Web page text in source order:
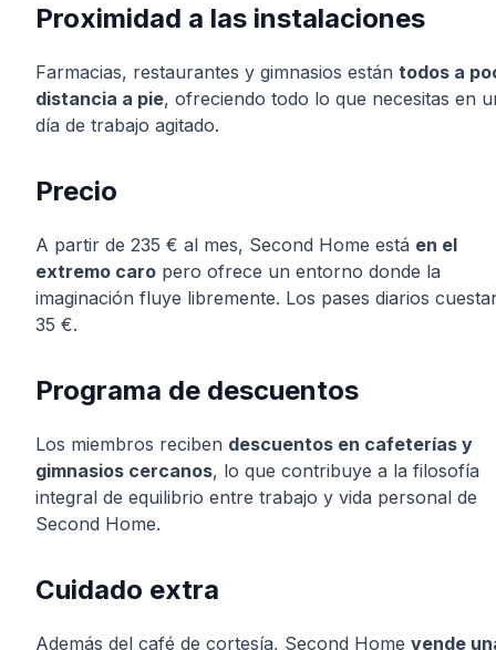
Proximidad a las instalaciones
Farmacias, restaurantes y gimnasios están todos a
distancia a pie, ofreciendo todo lo que necesitas en
día de trabajo agitado.
Precio
A partir de 235 € al mes, Second Home está en el
extremo caro pero ofrece un entorno donde la
imaginación fluye libremente. Los pases diarios
35 €.
Programa de descuentos
Los miembros reciben descuentos en cafeterías y
gimnasios cercanos, lo que contribuye a la filosofía
integral de equilibrio entre trabajo y vida personal de
Second Home.
Cuidado extra
Además del café de cortesía, Second Home vende